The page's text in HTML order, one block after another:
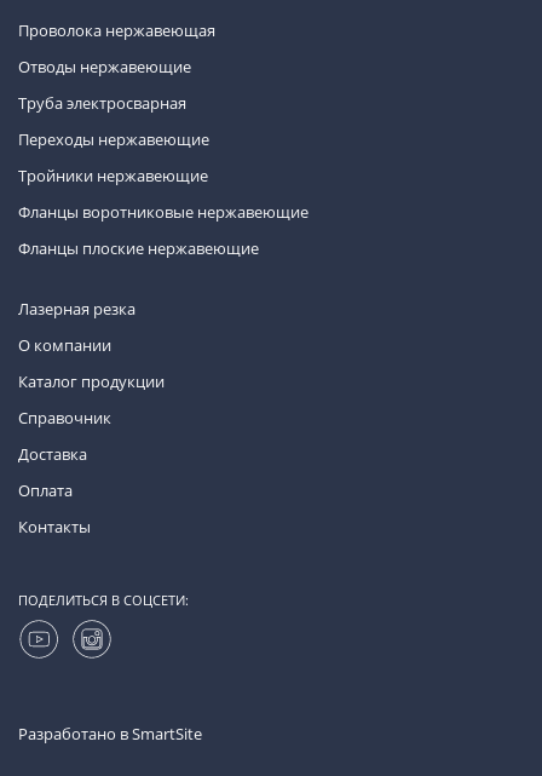
Проволока нержавеющая
Отводы нержавеющие
Труба электросварная
Переходы нержавеющие
Тройники нержавеющие
Фланцы воротниковые нержавеющие
Фланцы плоские нержавеющие
Лазерная резка
О компании
Каталог продукции
Справочник
Доставка
Оплата
Контакты
ПОДЕЛИТЬСЯ В СОЦСЕТИ:
Разработано вSmartSite